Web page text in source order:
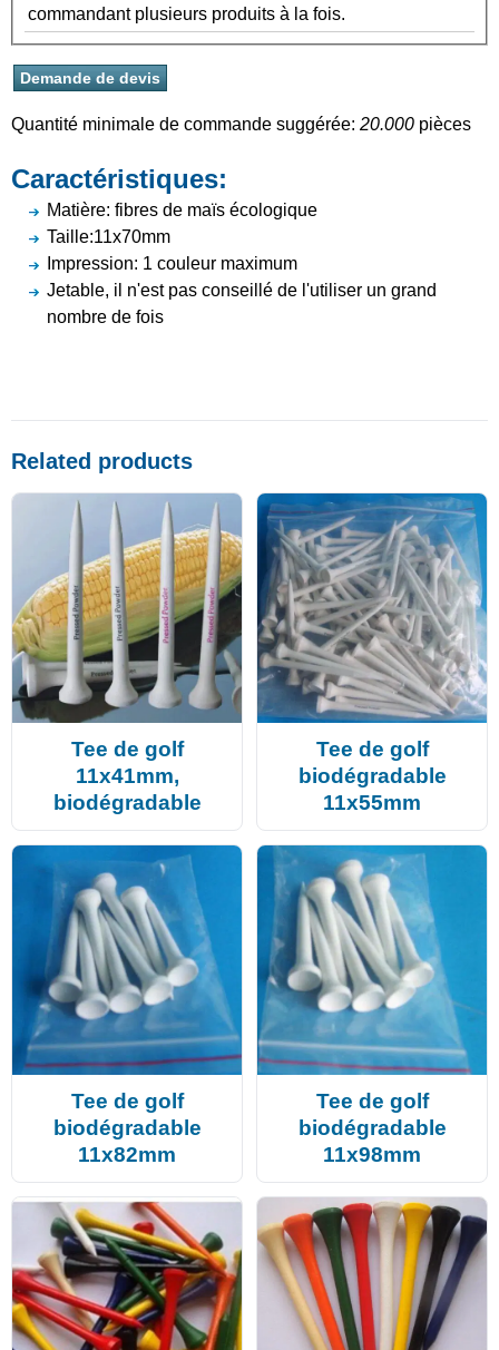
commandant plusieurs produits à la fois.
Quantité minimale de commande suggérée: 20.000 pièces
Caractéristiques:
Matière: fibres de maïs écologique
Taille:11x70mm
Impression: 1 couleur maximum
Jetable, il n'est pas conseillé de l'utiliser un grand
nombre de fois
Related products
Tee de golf
11x41mm,
biodégradable
Tee de golf
biodégradable
11x55mm
Tee de golf
biodégradable
11x82mm
Tee de golf
biodégradable
11x98mm